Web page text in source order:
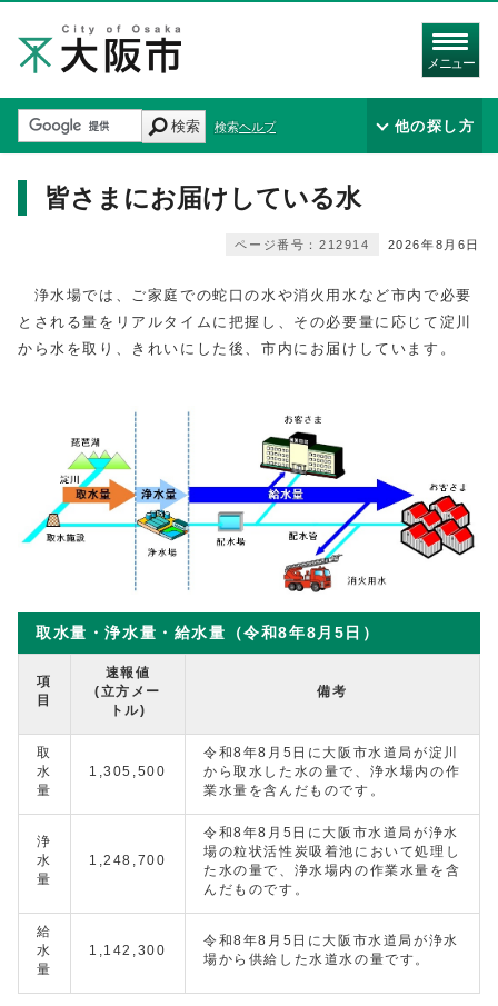
メニュー
検索 検索ヘルプ 他の探し方
皆さまにお届けしている水
2026年8月6日
ページ番号：212914
浄水場では、ご家庭での蛇口の水や消火用水など市内で必要
とされる量をリアルタイムに把握し、その必要量に応じて淀川
から水を取り、きれいにした後、市内にお届けしています。
取水量・浄水量・給水量（令和8年8月5日）
項
目
速報値
(立方メー
トル)
備考
取
水
量
1,305,500
令和8年8月5日に大阪市水道局が淀川
から取水した水の量で、浄水場内の作
業水量を含んだものです。
浄
水
量
1,248,700
令和8年8月5日に大阪市水道局が浄水
場の粒状活性炭吸着池において処理し
た水の量で、浄水場内の作業水量を含
んだものです。
給
水
量
1,142,300
令和8年8月5日に大阪市水道局が浄水
場から供給した水道水の量です。